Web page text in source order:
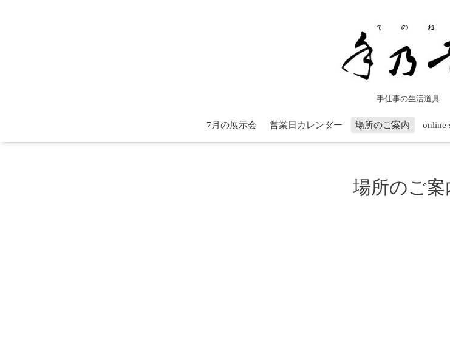
手仕事の生活道具
7月の展示会 営業日カレンダー 場所のご案内 online
場所のご案